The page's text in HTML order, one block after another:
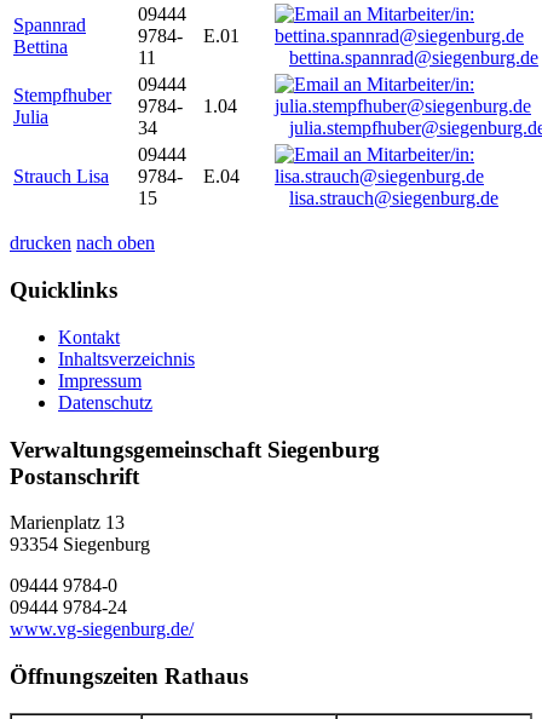
Spannrad
Bettina
09444
9784-
11
E.01
bettina.spannrad@siegenburg.de
Stempfhuber
Julia
09444
9784-
34
1.04
Strauch Lisa
09444
9784-
15
E.04
lisa.strauch@siegenburg.de
drucken nach oben
Quicklinks
Kontakt
Inhaltsverzeichnis
Impressum
Datenschutz
Verwaltungsgemeinschaft Siegenburg
Postanschrift
Marienplatz 13
93354 Siegenburg
09444 9784-0
09444 9784-24
www.vg-siegenburg.de/
Öffnungszeiten Rathaus